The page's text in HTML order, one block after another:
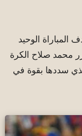
هدف المباراة الوحيد
محمد صلاح الكرة
سددها بقوة في